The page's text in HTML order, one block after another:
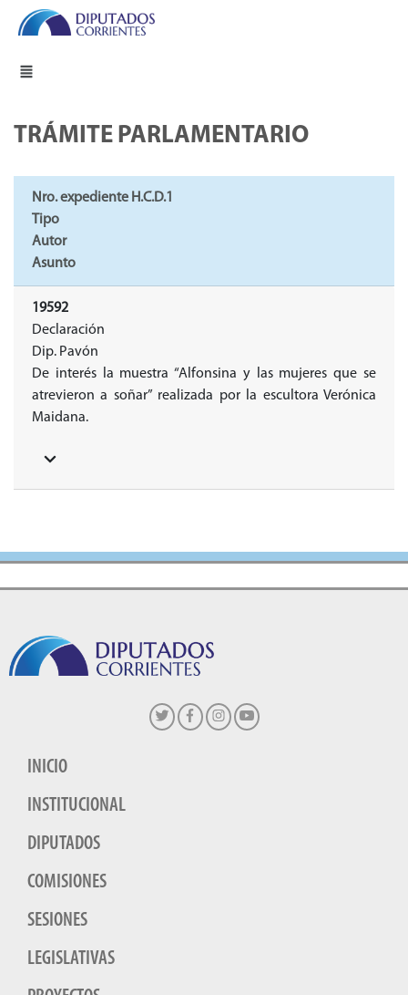
TRÁMITE PARLAMENTARIO
Nro. expediente H.C.D.1
Tipo
Autor
Asunto
19592
Declaración
Dip. Pavón
De interés la muestra “Alfonsina y las mujeres que se
atrevieron a soñar” realizada por la escultora Verónica
Maidana.
INICIO
INSTITUCIONAL
DIPUTADOS
COMISIONES
SESIONES
LEGISLATIVAS